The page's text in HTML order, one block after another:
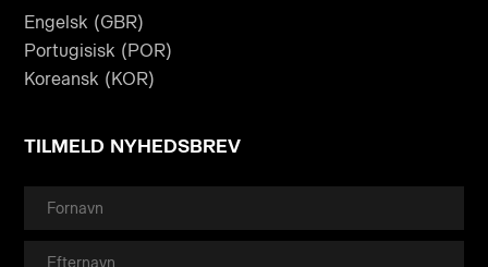
Engelsk (GBR)
Portugisisk (POR)
Koreansk (KOR)
TILMELD NYHEDSBREV